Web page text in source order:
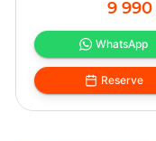
9 990
WhatsApp
Reserve